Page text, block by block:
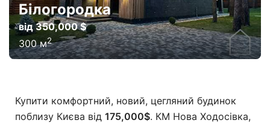
Білогородка
від 350,000 $
300м2
Купити комфортний, новий, цегляний будинок
поблизу Києва від 175,000$. КМ Нова Ходосівка,